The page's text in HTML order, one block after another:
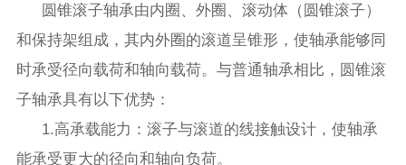
圆锥滚子轴承由内圈、外圈、滚动体（圆锥滚子）
和保持架组成，其内外圈的滚道呈锥形，使轴承能够同
时承受径向载荷和轴向载荷。与普通轴承相比，圆锥滚
子轴承具有以下优势：
1.高承载能力：滚子与滚道的线接触设计，使轴承
能承受更大的径向和轴向负荷。